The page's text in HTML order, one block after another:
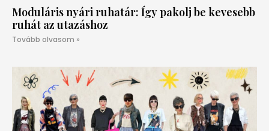
Moduláris nyári ruhatár: Így pakolj be kevesebb
ruhát az utazáshoz
Tovább olvasom »